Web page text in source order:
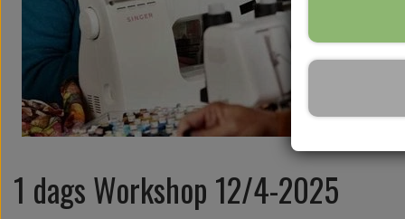
SYKURSER
GAVEKORT
1 dags Workshop 12/4-2025